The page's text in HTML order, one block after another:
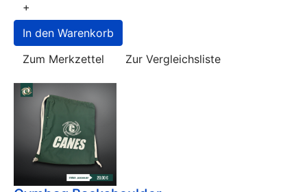
+
Zum Merkzettel Zur Vergleichsliste